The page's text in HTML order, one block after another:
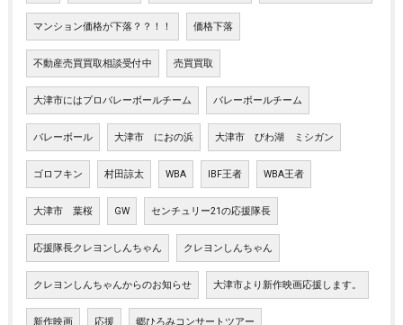
マンション価格が下落？？！！ 価格下落
不動産売買買取相談受付中 売買買取
大津市にはプロバレーボールチーム バレーボールチーム
バレーボール 大津市 におの浜 大津市 びわ湖 ミシガン
ゴロフキン 村田諒太 WBA IBF王者 WBA王者
大津市 葉桜 GW センチュリー21の応援隊長
応援隊長クレヨンしんちゃん クレヨンしんちゃん
クレヨンしんちゃんからのお知らせ 大津市より新作映画応援します。
新作映画 応援 郷ひろみコンサートツアー